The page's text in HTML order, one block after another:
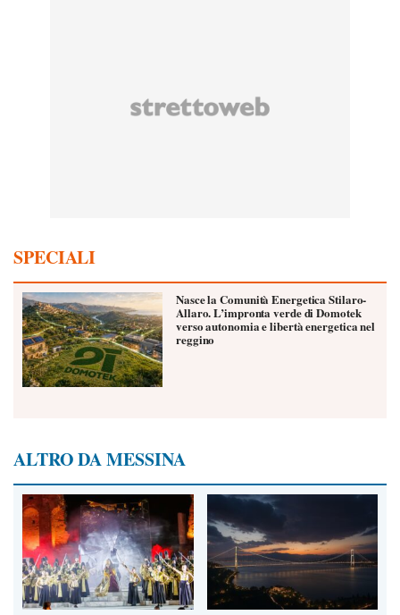
SPECIALI
Nasce la Comunità Energetica Stilaro-
Allaro. L’impronta verde di Domotek
verso autonomia e libertà energetica nel
reggino
ALTRO DA MESSINA